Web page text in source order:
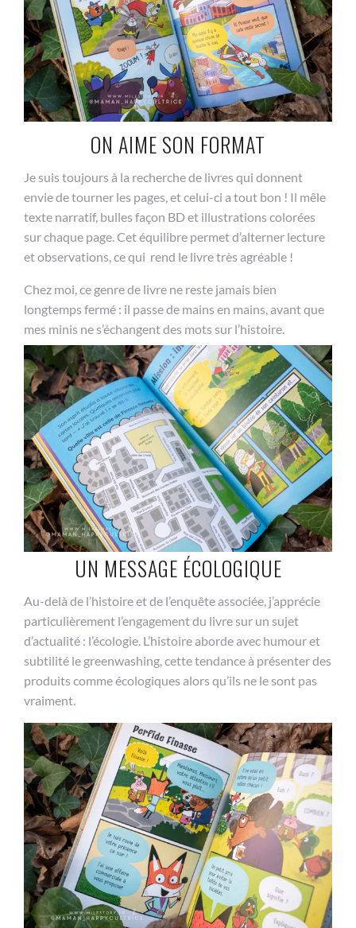
ON AIME SON FORMAT
Je suis toujours à la recherche de livres qui donnent
envie de tourner les pages, et celui-ci a tout bon ! Il mêle
texte narratif, bulles façon BD et illustrations colorées
sur chaque page. Cet équilibre permet d’alterner lecture
et observations, ce qui rend le livre très agréable !
Chez moi, ce genre de livre ne reste jamais bien
longtemps fermé : il passe de mains en mains, avant que
mes minis ne s’échangent des mots sur l’histoire.
UN MESSAGE ÉCOLOGIQUE
Au-delà de l’histoire et de l’enquête associée, j’apprécie
particulièrement l’engagement du livre sur un sujet
d’actualité : l’écologie. L’histoire aborde avec humour et
subtilité le greenwashing, cette tendance à présenter des
produits comme écologiques alors qu’ils ne le sont pas
vraiment.